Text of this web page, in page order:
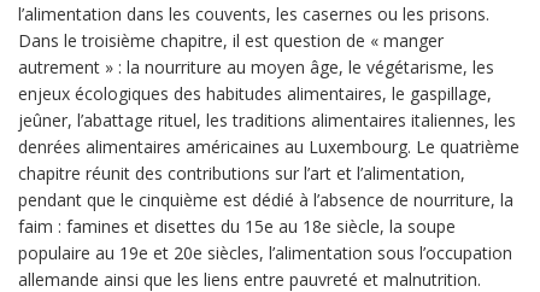
l’alimentation dans les couvents, les casernes ou les prisons.
Dans le troisième chapitre, il est question de « manger
autrement » : la nourriture au moyen âge, le végétarisme, les
enjeux écologiques des habitudes alimentaires, le gaspillage,
jeûner, l’abattage rituel, les traditions alimentaires italiennes, les
denrées alimentaires américaines au Luxembourg. Le quatrième
chapitre réunit des contributions sur l’art et l’alimentation,
pendant que le cinquième est dédié à l’absence de nourriture, la
faim : famines et disettes du 15e au 18e siècle, la soupe
populaire au 19e et 20e siècles, l’alimentation sous l’occupation
allemande ainsi que les liens entre pauvreté et malnutrition.